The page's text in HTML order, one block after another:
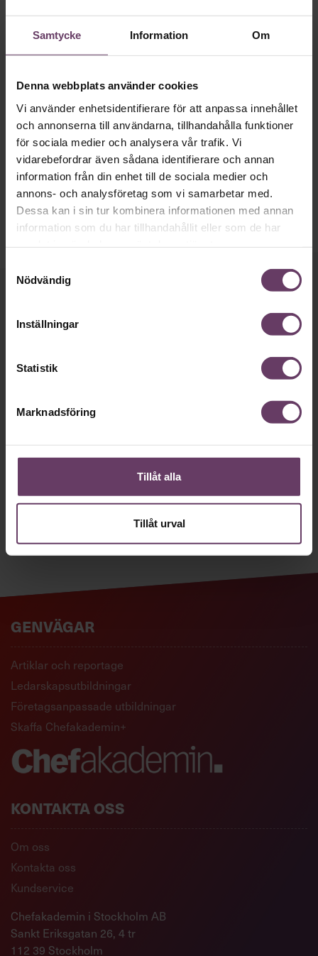
Samtycke Information Om
Denna webbplats använder cookies
Vi använder enhetsidentifierare för att anpassa innehållet
och annonserna till användarna, tillhandahålla funktioner
för sociala medier och analysera vår trafik. Vi
vidarebefordrar även sådana identifierare och annan
information från din enhet till de sociala medier och
annons- och analysföretag som vi samarbetar med.
Dessa kan i sin tur kombinera informationen med annan
information som du har tillhandahållit eller som de har
Nödvändig
Inställningar
Statistik
Marknadsföring
Tillåt alla
Tillåt urval
Hälsa
Andra chansen – tv-producenten om
livet efter drogerna
Hon medverkade till framgångar som Melodifestivalen och
Dabrowski. När Madde Stenberg föreslog zebror och konst-
is i studion var det ingen som protesterade. För hon
levererade. Tills hon åkte fast med 2,0 promille i blodet och
barnen i baksätet.
Håll dig uppdaterad med våra
Våra populära nyhetsbrev samlar varje
Chefakademin. Ledarskapsnytta och
inspiration för dig som är chef, ledare
prenumerera idag! Det är helt kostnadsfritt.
GENVÄGAR
Artiklar och reportage
Ledarskapsutbildningar
Företagsanpassade utbildningar
Skaffa Chefakademin+
KONTAKTA OSS
Om oss
Kontakta oss
Kundservice
Chefakademin i Stockholm AB
Sankt Eriksgatan 26, 4 tr
112 39 Stockholm